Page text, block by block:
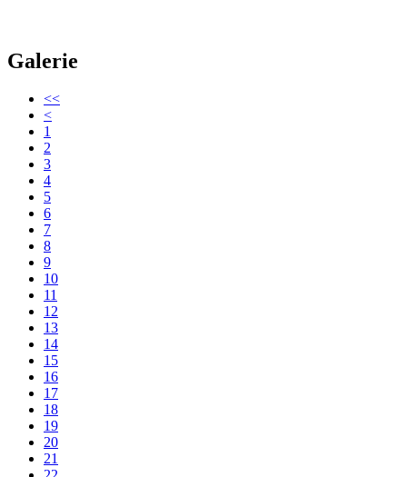
Galerie
<<
<
1
2
3
4
5
6
7
8
9
10
11
12
13
14
15
16
17
18
19
20
21